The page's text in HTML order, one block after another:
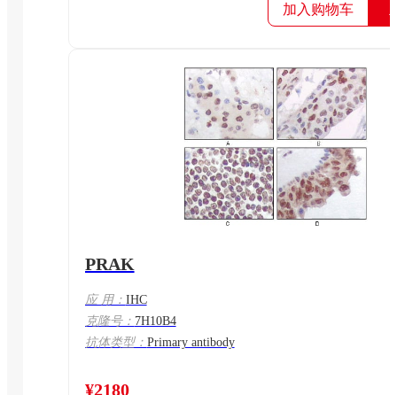
加入购物车
PRAK
应 用： IHC
克隆号： 7H10B4
抗体类型： Primary antibody
¥2180